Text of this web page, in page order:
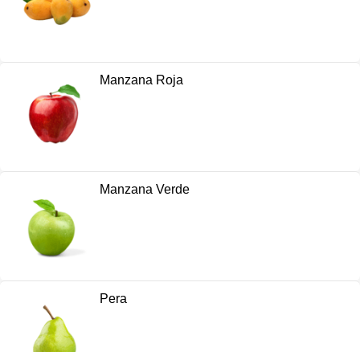
Manzana Roja
Manzana Verde
Pera